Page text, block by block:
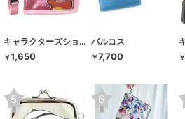
キャラクターズショップ ラフラフ
￥1,650
バルコス
￥7,700 ￥